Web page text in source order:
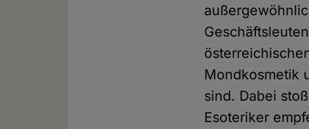
Mondkosmetik
sind. Dabei
Esoteriker